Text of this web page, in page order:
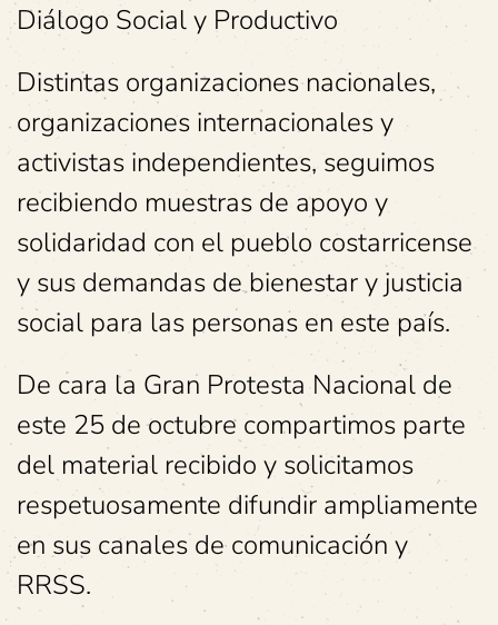
Diálogo Social y Productivo
Distintas organizaciones nacionales,
organizaciones internacionales y
activistas independientes, seguimos
recibiendo muestras de apoyo y
solidaridad con el pueblo costarricense
y sus demandas de bienestar y justicia
social para las personas en este país.
De cara la Gran Protesta Nacional de
este 25 de octubre compartimos parte
del material recibido y solicitamos
respetuosamente difundir ampliamente
en sus canales de comunicación y
RRSS.